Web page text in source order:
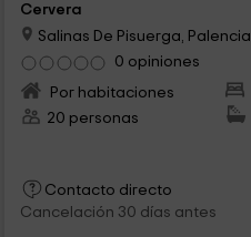
Cervera
Salinas De Pisuerga, Palencia
0 opiniones
Por habitaciones
20 personas
Contacto directo
Cancelación 30 días antes